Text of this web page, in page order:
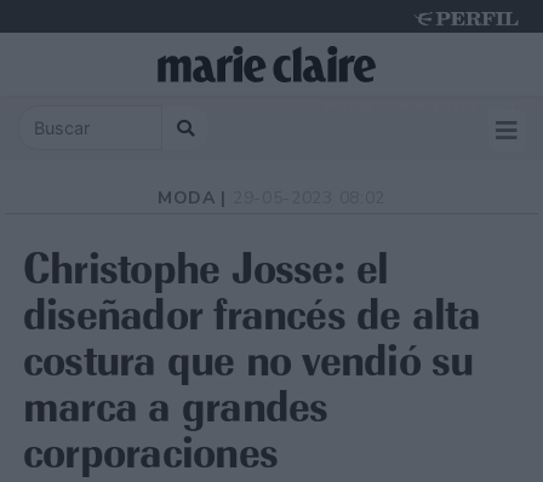
MODA |
Christophe Josse: el
diseñador francés de alta
costura que no vendió su
marca a grandes
corporaciones